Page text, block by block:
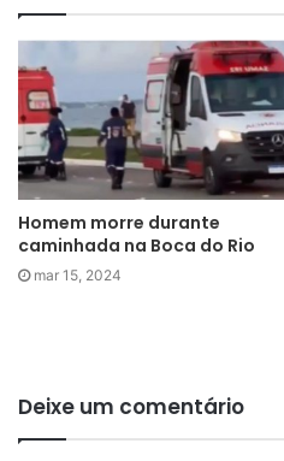
Homem morre durante
caminhada na Boca do Rio
mar 15, 2024
Deixe um comentário